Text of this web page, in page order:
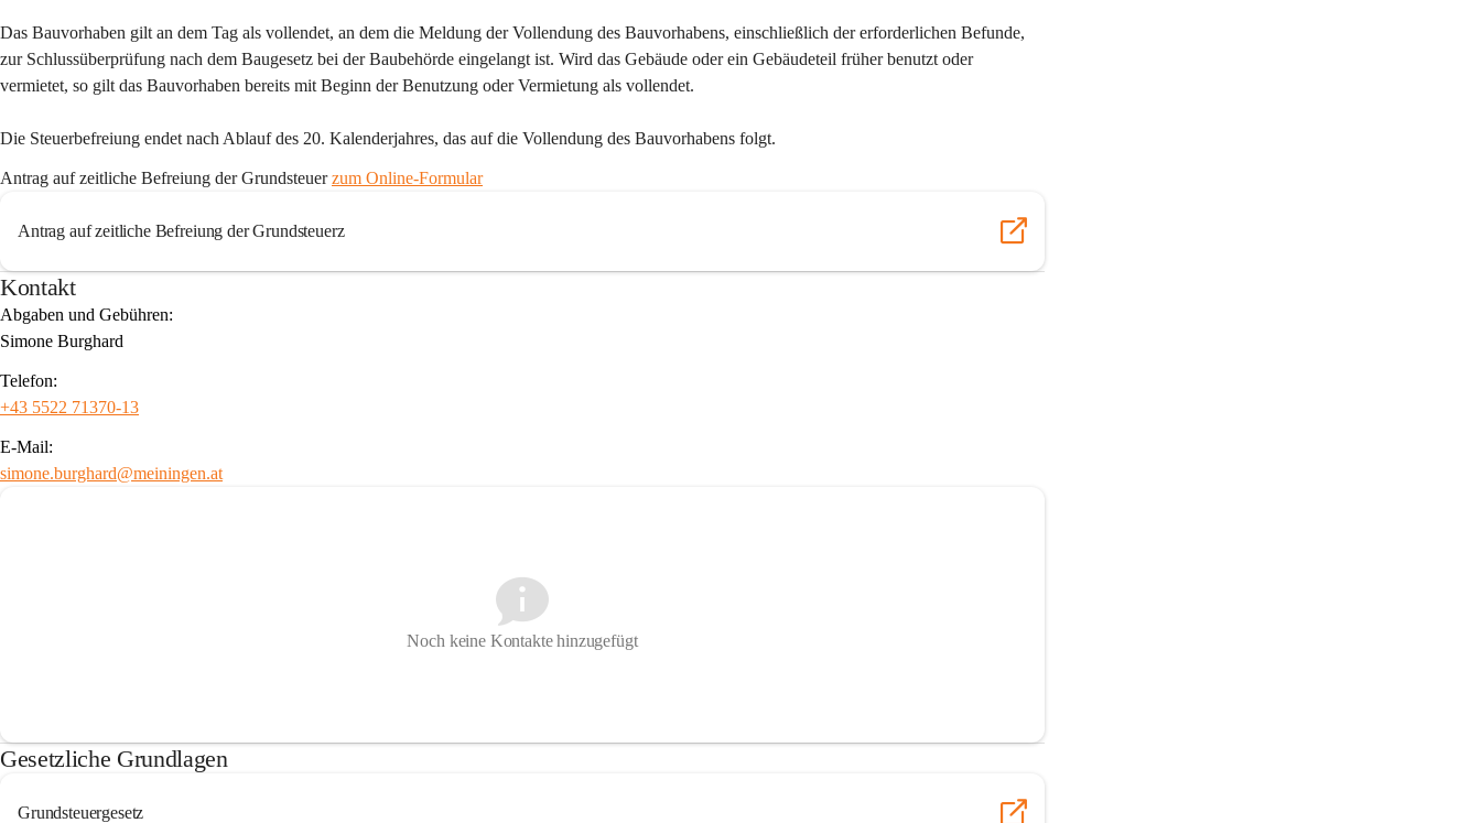
Das Bauvorhaben gilt an dem Tag als vollendet, an dem die Meldung der Vollendung des Bauvorhabens, einschließlich der erforderlichen Befunde,
zur Schlussüberprüfung nach dem Baugesetz bei der Baubehörde eingelangt ist. Wird das Gebäude oder ein Gebäudeteil früher benutzt oder
vermietet, so gilt das Bauvorhaben bereits mit Beginn der Benutzung oder Vermietung als vollendet.
Die Steuerbefreiung endet nach Ablauf des 20. Kalenderjahres, das auf die Vollendung des Bauvorhabens folgt.
Antrag auf zeitliche Befreiung der Grundsteuer zum Online-Formular
Antrag auf zeitliche Befreiung der Grundsteuerz
Kontakt
Abgaben und Gebühren:
Simone Burghard
Telefon:
+43 5522 71370-13
E-Mail:
simone.burghard@meiningen.at
Noch keine Kontakte hinzugefügt
Gesetzliche Grundlagen
Grundsteuergesetz